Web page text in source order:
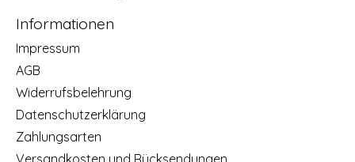
Informationen
Impressum
AGB
Widerrufsbelehrung
Datenschutzerklärung
Zahlungsarten